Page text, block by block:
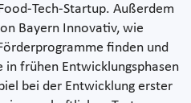
Tech-Startup. Außerdem
Bayern Innovativ, wie
finden und
frühen Entwicklungsphasen
bei der Entwicklung erster